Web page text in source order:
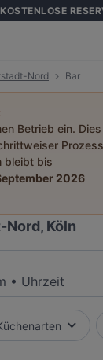
Nord Bar
Betrieb ein. Dies
Prozess
bleibt bis
2026
Köln
• Uhrzeit